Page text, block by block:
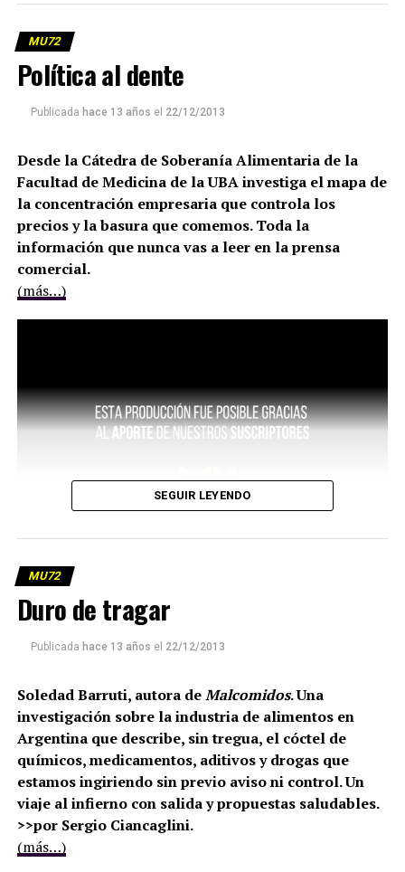
MU72
Política al dente
Desde la Cátedra de Soberanía Alimentaria de la
Facultad de Medicina de la UBA investiga el mapa de
la concentración empresaria que controla los
precios y la basura que comemos. Toda la
información que nunca vas a leer en la prensa
comercial.
(más…)
MU72
Duro de tragar
Soledad Barruti, autora de Malcomidos. Una
investigación sobre la industria de alimentos en
Argentina que describe, sin tregua, el cóctel de
químicos, medicamentos, aditivos y drogas que
estamos ingiriendo sin previo aviso ni control. Un
viaje al infierno con salida y propuestas saludables.
>>por Sergio Ciancaglini.
(más…)